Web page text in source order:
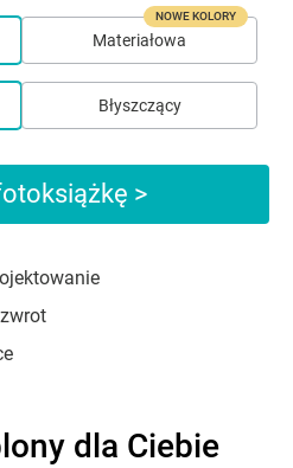
Materiałowa
NOWE KOLORY
Błyszczący
>
dla Ciebie